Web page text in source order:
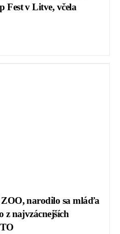
Fest v Litve, včela
narodilo sa mláďa
z najvzácnejších